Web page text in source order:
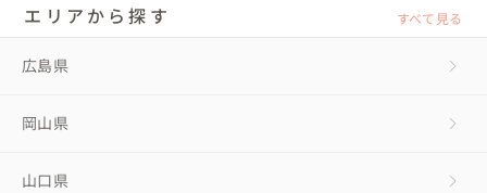
エリアから探す すべて見る
広島県
岡山県
山口県